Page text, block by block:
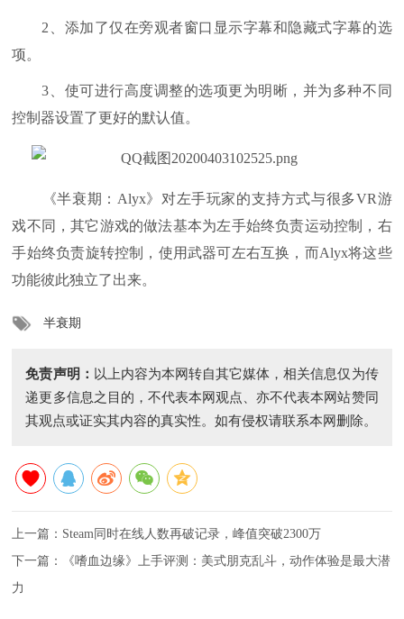
2、添加了仅在旁观者窗口显示字幕和隐藏式字幕的选
项。
3、使可进行高度调整的选项更为明晰，并为多种不同
控制器设置了更好的默认值。
《半衰期：Alyx》对左手玩家的支持方式与很多VR游
戏不同，其它游戏的做法基本为左手始终负责运动控制，右
手始终负责旋转控制，使用武器可左右互换，而Alyx将这些
功能彼此独立了出来。
半衰期
免责声明： 以上内容为本网转自其它媒体，相关信息仅为传
递更多信息之目的，不代表本网观点、亦不代表本网站赞同
其观点或证实其内容的真实性。如有侵权请联系本网删除。
上一篇： Steam同时在线人数再破记录，峰值突破2300万
下一篇：
《嗜血边缘》上手评测：美式朋克乱斗，动作体验是最大潜
力